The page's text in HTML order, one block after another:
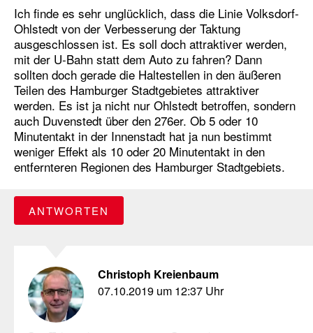
Ich finde es sehr unglücklich, dass die Linie Volksdorf-
Ohlstedt von der Verbesserung der Taktung
ausgeschlossen ist. Es soll doch attraktiver werden,
mit der U-Bahn statt dem Auto zu fahren? Dann
sollten doch gerade die Haltestellen in den äußeren
Teilen des Hamburger Stadtgebietes attraktiver
werden. Es ist ja nicht nur Ohlstedt betroffen, sondern
auch Duvenstedt über den 276er. Ob 5 oder 10
Minutentakt in der Innenstadt hat ja nun bestimmt
weniger Effekt als 10 oder 20 Minutentakt in den
entfernteren Regionen des Hamburger Stadtgebiets.
ANTWORTEN
Christoph Kreienbaum
07.10.2019 um 12:37 Uhr